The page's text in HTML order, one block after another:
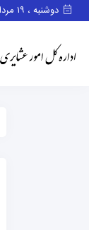
دوشنبه ، ۱۹ مرداد ۱۴۰۵